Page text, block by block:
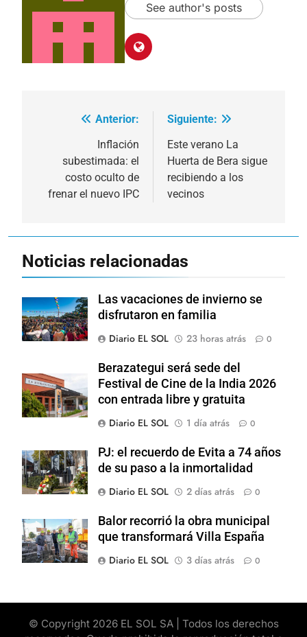
See author's posts
Navegación
entradas
Anterior:
Inflación
subestimada: el
costo oculto de
frenar el nuevo IPC
Siguiente:
Este verano La
Huerta de Bera sigue
recibiendo a los
vecinos
Noticias relacionadas
Las vacaciones de invierno se
disfrutaron en familia
Diario EL SOL
23 horas atrás 0
Berazategui será sede del
Festival de Cine de la India 2026
con entrada libre y gratuita
Diario EL SOL
1 día atrás 0
PJ: el recuerdo de Evita a 74 años
de su paso a la inmortalidad
Diario EL SOL
2 días atrás 0
Balor recorrió la obra municipal
que transformará Villa España
Diario EL SOL
3 días atrás 0
© Copyright 2026 EL SOL SA | Todos los derechos